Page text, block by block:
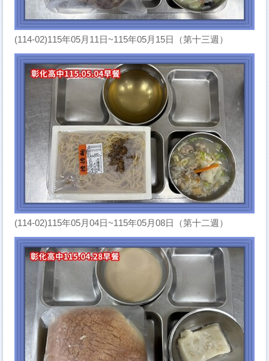
(114-02)115年05月11日~115年05月15日（第十三週）
(114-02)115年05月04日~115年05月08日（第十二週）